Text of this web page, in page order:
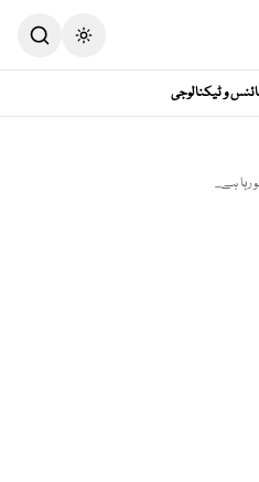
Toggle theme
و ٹیکنالوجی
رہا ہے...